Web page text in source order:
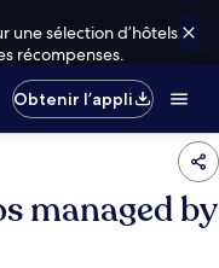
une sélection d’hôtels
récompenses.
Obtenir l’appli
managed by